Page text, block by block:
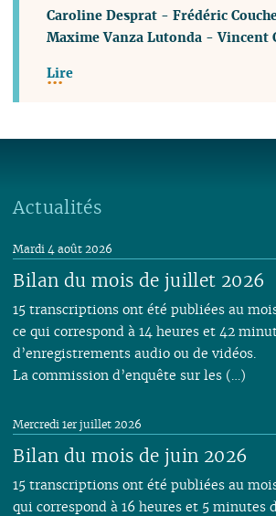
Caroline Desprat -Frédéric
Maxime Vanza Lutonda -Vincent
Lire
Actualités
Bilan du mois de juillet 2026
Mardi 4 août 2026
15 transcriptions ont été publiées au
ce qui correspond à 14 heures et 42
d’enregistrements audio ou de vidéos.
La commission d’enquête sur les (…)
Bilan du mois de juin 2026
Mercredi 1er juillet 2026
15 transcriptions ont été publiées au
qui correspond à 16 heures et 5 minutes